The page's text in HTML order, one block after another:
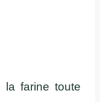
la farine toute